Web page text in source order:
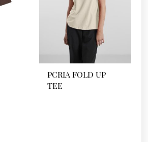
PCRIA FOLD UP
TEE